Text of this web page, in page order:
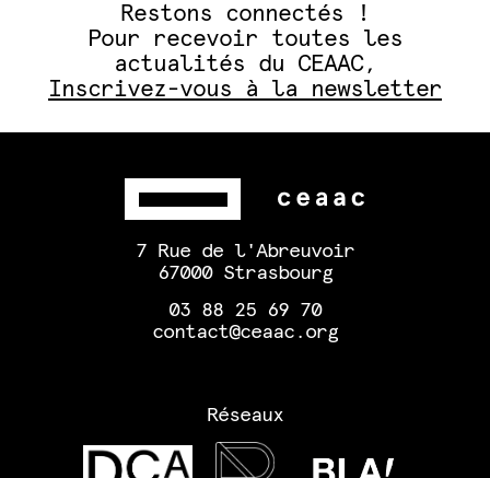
Restons connectés !
Pour recevoir toutes les
actualités du CEAAC,
Inscrivez-vous à la newsletter
7 Rue de l'Abreuvoir
67000 Strasbourg
03 88 25 69 70
contact@ceaac.org
Réseaux